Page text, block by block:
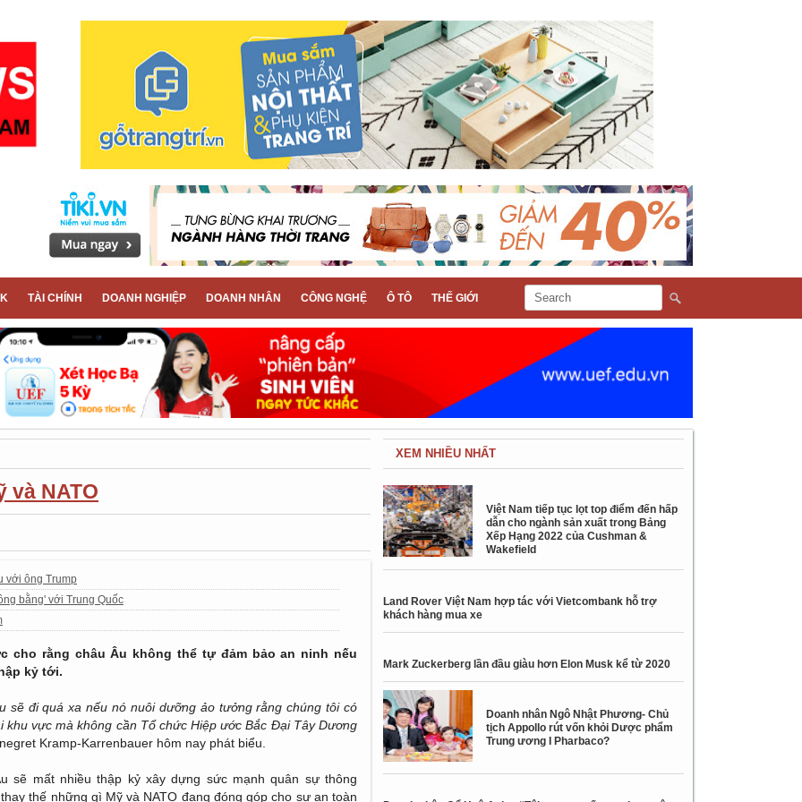
TÀI CHÍNH DOANH NGHIỆP DOANH NHÂN CÔNG NGHỆ Ô TÔ THẾ GIỚI
và NATO
với ông Trump
bằng' với Trung Quốc
cho rằng châu Âu không thể tự đảm bảo an ninh nếu
kỷ tới.
sẽ đi quá xa nếu nó nuôi dưỡng ảo tưởng rằng chúng tôi có
vực mà không cần Tổ chức Hiệp ước Bắc Đại Tây Dương
Kramp-Karrenbauer hôm nay phát biểu.
sẽ mất nhiều thập kỷ xây dựng sức mạnh quân sự thông
thế những gì Mỹ và NATO đang đóng góp cho sự an toàn
XEM NHIỀU NHẤT
Việt Nam tiếp tục lọt top điểm đến hấp
dẫn cho ngành sản xuất trong Bảng
Xếp Hạng 2022 của Cushman &
Wakefield
Land Rover Việt Nam hợp tác với Vietcombank hỗ trợ
khách hàng mua xe
Mark Zuckerberg lần đầu giàu hơn Elon Musk kể từ 2020
Doanh nhân Ngô Nhật Phương- Chủ
tịch Appollo rút vốn khỏi Dược phẩm
Trung ương I Pharbaco?